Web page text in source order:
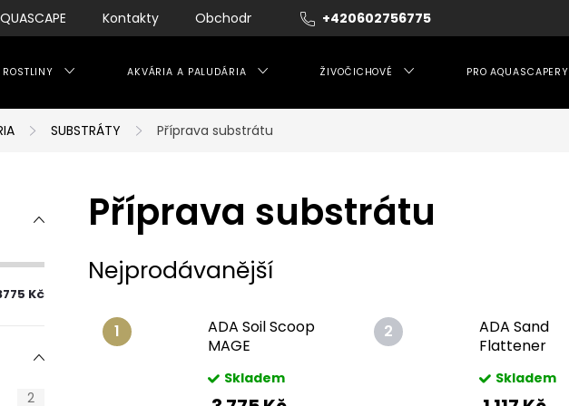
+420602756775
Kontakty Obchodní podmínky Moje objednávka
ROSTLINY AKVÁRIA A PALUDÁRIA ŽIVOČICHOVÉ PRO AQUASCAPERY
SUBSTRÁTY Příprava substrátu
Kč
2
Příprava substrátu
Nejprodávanější
ADA Soil Scoop
MAGE
edice
Skladem
ADA Sand
Flattener
Skladem